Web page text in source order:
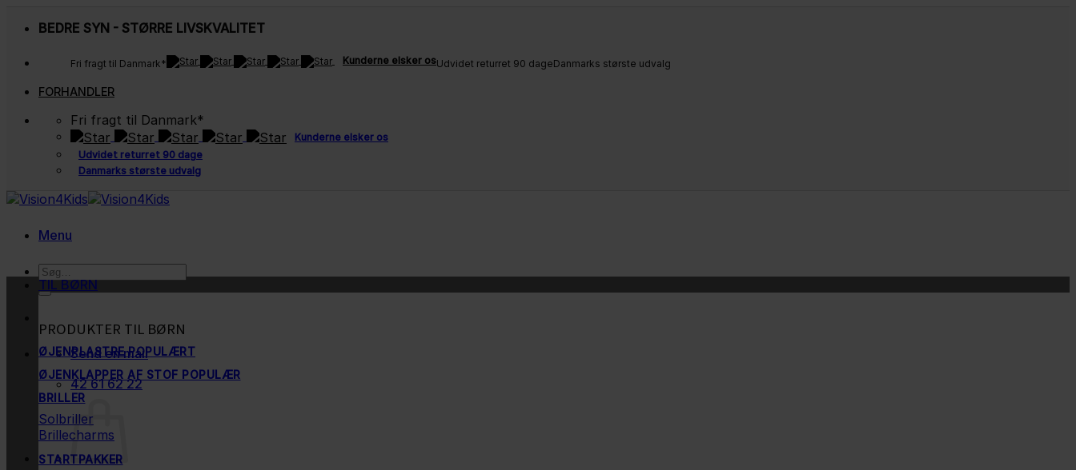
BEDRE SYN - STØRRE LIVSKVALITET
Fri fragt til Danmark* Kunderne elsker osUdvidet returret 90 dageDanmarks største udvalg
FORHANDLER
Fri fragt til Danmark*
Kunderne elsker os
Udvidet returret 90 dage
Danmarks største udvalg
Menu
Søg
efter:
Send en mail
42 61 62 22
TIL BØRN
PRODUKTER TIL BØRN
ØJENPLASTRE
ØJENKLAPPER AF STOF
BRILLER
Solbriller
Brillecharms
STARTPAKKER